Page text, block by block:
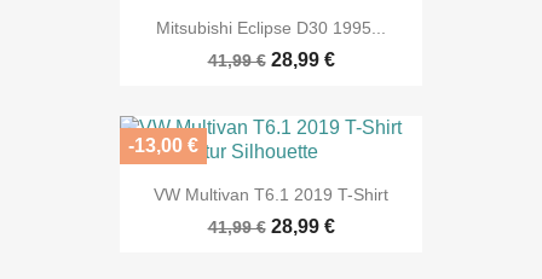
Mitsubishi Eclipse D30 1995...
41,99 € 28,99 €
VW Multivan T6.1 2019 T-Shirt
41,99 € 28,99 €
-13,00 €